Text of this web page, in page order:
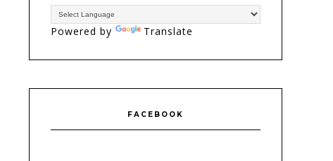
Powered by Translate
FACEBOOK